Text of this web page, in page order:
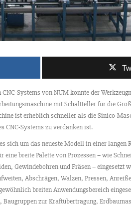
Systems von NUM konnte der
mit Schaltteller für die
ist erheblich schneller als die Sinico-
CNC-Systems zu verdanken ist.
sich um das neueste Modell in einer langen
breite Palette von Prozessen – wie
Gewindebohren und Fräsen – eingesetzt
Abschrägen, Walzen, Pressen,
breiten Anwendungsbereich
zur Kraftübertragung,